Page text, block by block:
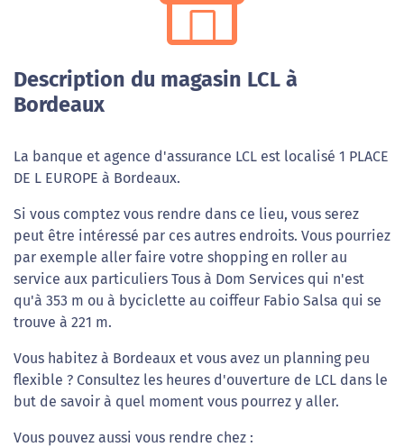
Description du magasin LCL à
Bordeaux
La banque et agence d'assurance LCL est localisé 1 PLACE
DE L EUROPE à Bordeaux.
Si vous comptez vous rendre dans ce lieu, vous serez
peut être intéressé par ces autres endroits. Vous pourriez
par exemple aller faire votre shopping en roller au
service aux particuliers Tous à Dom Services qui n'est
qu'à 353 m ou à byciclette au coiffeur Fabio Salsa qui se
trouve à 221 m.
Vous habitez à Bordeaux et vous avez un planning peu
flexible ? Consultez les heures d'ouverture de LCL dans le
but de savoir à quel moment vous pourrez y aller.
Vous pouvez aussi vous rendre chez :